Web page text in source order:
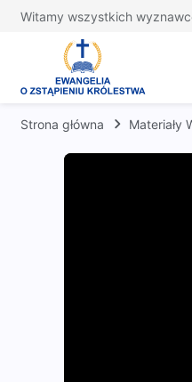
Witamy wszystkich
Strona główna Materiały